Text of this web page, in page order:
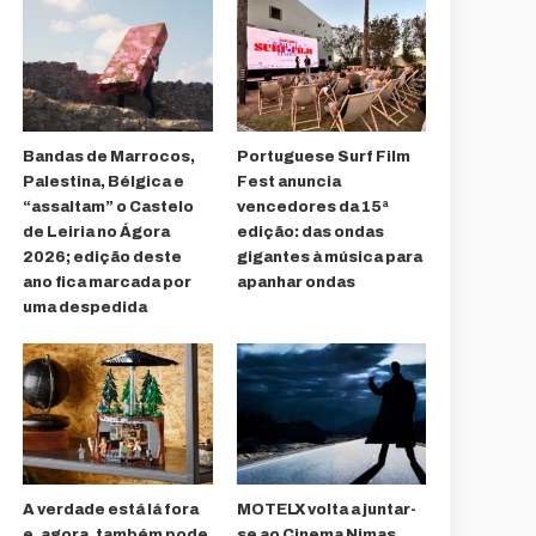
Bandas de Marrocos,
Palestina, Bélgica e
“assaltam” o Castelo
de Leiria no Ágora
2026; edição deste
ano fica marcada por
uma despedida
Portuguese Surf Film
Fest anuncia
vencedores da 15ª
edição: das ondas
gigantes à música para
apanhar ondas
A verdade está lá fora
MOTELX volta a juntar-